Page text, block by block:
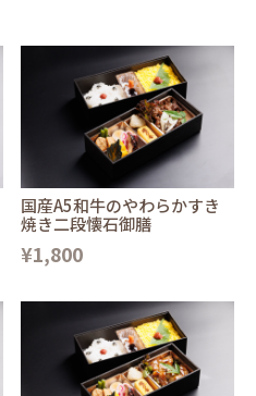
国産A5和牛のやわらかすき
焼き二段懐石御膳
¥1,800